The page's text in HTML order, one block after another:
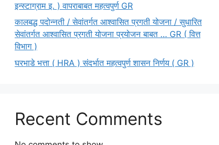
इन्स्टाग्राम इ. ) वापराबाबत महत्वपुर्ण GR
कालबद्ध पदोन्नती / सेवांतर्गत आश्वासित प्रगती योजना / सुधारित
सेवांतर्गत आश्वासित प्रगती योजना प्रयोजन बाबत … GR ( वित्त
विभाग )
घरभाडे भत्ता ( HRA ) संदर्भात महत्वपुर्ण शासन निर्णय ( GR )
Recent Comments